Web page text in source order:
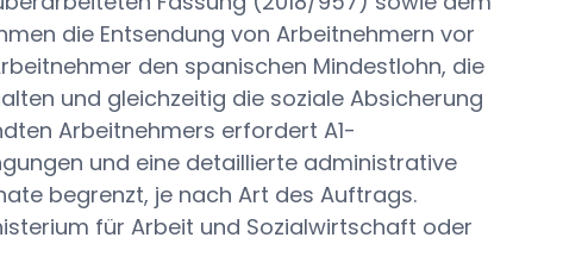
die Entsendung von Arbeitnehmern vor
den spanischen Mindestlohn, die
und gleichzeitig die soziale Absicherung
Arbeitnehmers erfordert A1-
und eine detaillierte administrative
begrenzt, je nach Art des Auftrags.
für Arbeit und Sozialwirtschaft oder